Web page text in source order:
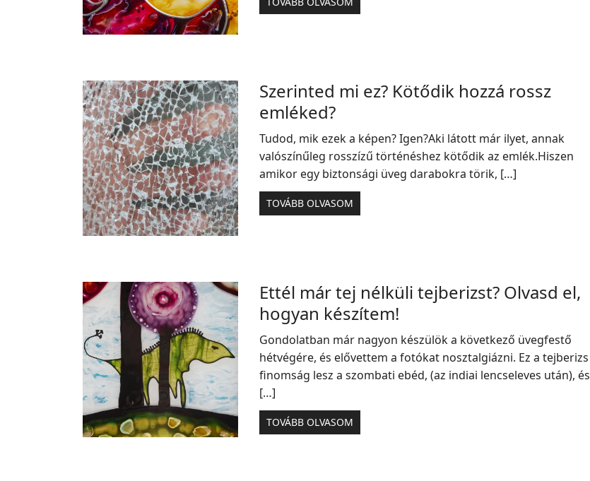
Szerinted mi ez? Kötődik hozzá rossz
emléked?
Tudod, mik ezek a képen? Igen?Aki látott már ilyet, annak
valószínűleg rosszízű történéshez kötődik az emlék.Hiszen
amikor egy biztonsági üveg darabokra törik, […]
TOVÁBB OLVASOM
Ettél már tej nélküli tejberizst? Olvasd el,
hogyan készítem!
Gondolatban már nagyon készülök a következő üvegfestő
hétvégére, és elővettem a fotókat nosztalgiázni. Ez a tejberizs
finomság lesz a szombati ebéd, (az indiai lencseleves után), és
[…]
TOVÁBB OLVASOM